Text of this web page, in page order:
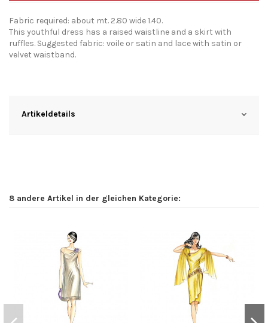
Fabric required: about mt. 2.80 wide 1.40.
This youthful dress has a raised waistline and a skirt with
ruffles. Suggested fabric: voile or satin and lace with satin or
velvet waistband.
Artikeldetails
8 andere Artikel in der gleichen Kategorie: